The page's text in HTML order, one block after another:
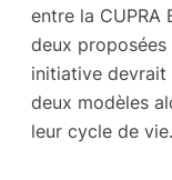
entre la CUPRA
deux
initiative
deux modèles
leur cycle de vie.